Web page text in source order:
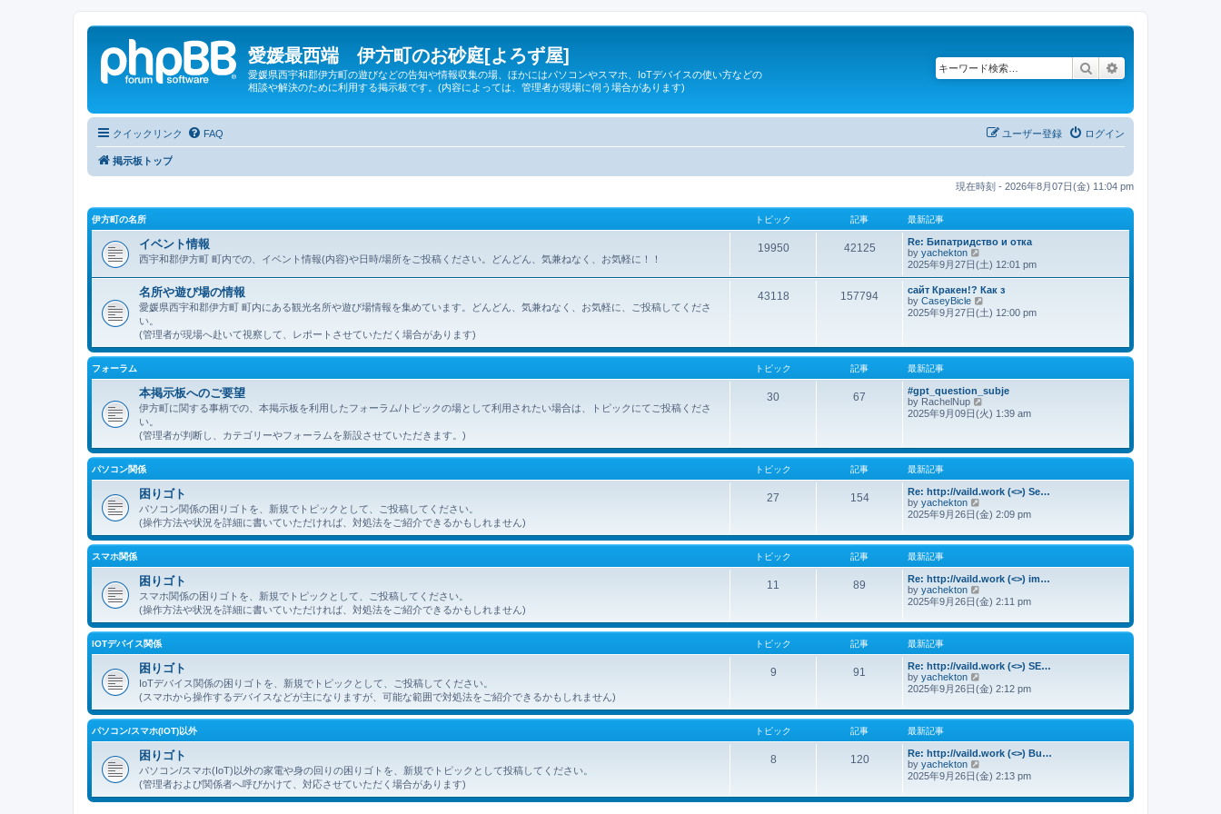
愛媛最西端 伊方町のお砂庭[よろず屋]
愛媛県西宇和郡伊方町の遊びなどの告知や情報収集の場、ほかにはパソコンやスマホ、IoTデバイスの使い方などの
相談や解決のために利用する掲示板です。(内容によっては、管理者が現場に伺う場合があります)
検索
クイックリンク FAQ ログイン
ユーザー登録
掲示板トップ
現在時刻 - 2026年8月07日(金) 11:04 pm
伊方町の名所 トピック 記事 最新記事
イベント情報
西宇和郡伊方町 町内での、イベント情報(内容)や日時/場所をご投稿ください。どんどん、気兼ねなく、お気軽に！！
19950 42125
Re: Бипатридство и отка
by yachekton
新
記
事
2025年9月27日(土) 12:01 pm
名所や遊び場の情報
愛媛県西宇和郡伊方町 町内にある観光名所や遊び場情報を集めています。どんどん、気兼ねなく、お気軽に、ご投稿してくださ
い。
(管理者が現場へ赴いて視察して、レポートさせていただく場合があります)
43118 157794
сайт Кракен!? Как з
by CaseyBicle
新
2025年9月27日(土) 12:00 pm
フォーラム トピック 記事 最新記事
本掲示板へのご要望
伊方町に関する事柄での、本掲示板を利用したフォーラム/トピックの場として利用されたい場合は、トピックにてご投稿くださ
い。
(管理者が判断し、カテゴリーやフォーラムを新設させていただきます。)
30 67
#gpt_question_subje
by RachelNup
新
2025年9月09日(火) 1:39 am
パソコン関係 トピック 記事 最新記事
困りゴト
パソコン関係の困りゴトを、新規でトピックとして、ご投稿してください。
(操作方法や状況を詳細に書いていただければ、対処法をご紹介できるかもしれません)
27 154
Re: http://vaild.work (<>) Se…
by yachekton
新
事
2025年9月26日(金) 2:09 pm
スマホ関係 トピック 記事 最新記事
困りゴト
スマホ関係の困りゴトを、新規でトピックとして、ご投稿してください。
(操作方法や状況を詳細に書いていただければ、対処法をご紹介できるかもしれません)
11 89
Re: http://vaild.work (<>) im…
by yachekton
新
事
2025年9月26日(金) 2:11 pm
IOTデバイス関係 トピック 記事 最新記事
困りゴト
IoTデバイス関係の困りゴトを、新規でトピックとして、ご投稿してください。
(スマホから操作するデバイスなどが主になりますが、可能な範囲で対処法をご紹介できるかもしれません)
9 91
Re: http://vaild.work (<>) SE…
by yachekton
新
事
2025年9月26日(金) 2:12 pm
パソコン/スマホ(IOT)以外 トピック 記事 最新記事
困りゴト
パソコン/スマホ(IoT)以外の家電や身の回りの困りゴトを、新規でトピックとして投稿してください。
(管理者および関係者へ呼びかけて、対応させていただく場合があります)
8 120
Re: http://vaild.work (<>) Bu…
by yachekton
新
事
2025年9月26日(金) 2:13 pm